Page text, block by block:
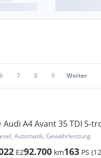
6 7 8 9 Weiter
Audi A4 Avant 35 TDI S-
Automatik, Gewährleistung
EZ92.700 km163 PS